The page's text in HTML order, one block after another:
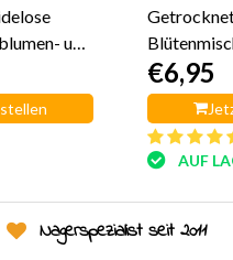
und
Gramm
€6,95
AUF
Nagerspezialist seit 2011